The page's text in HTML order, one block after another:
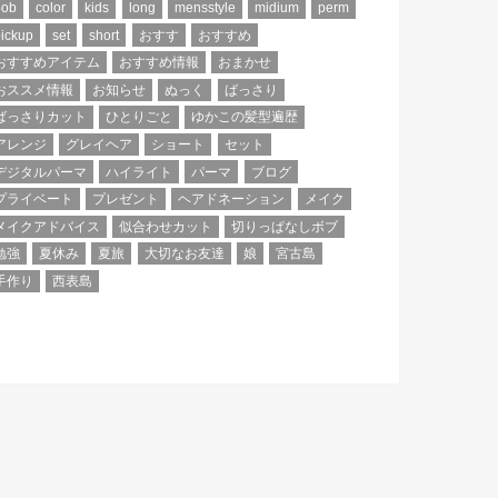
color kids long mensstyle midium
perm
set short おすす
おすすめ
すすめアイテム
おすすめ情報
おまかせ
ススメ情報
お知らせ ぬっく
ばっさり
っさりカット
ひとりごと
ゆかこの髪型遍歴
レンジ
グレイヘア ショート
セット
ジタルパーマ
ハイライト パーマ
ブログ
ライベート
プレゼント ヘアドネーション
メイク
イクアドバイス
似合わせカット
切りっぱなしボブ
強
夏休み 夏旅 大切なお友達 娘
宮古島
作り
西表島